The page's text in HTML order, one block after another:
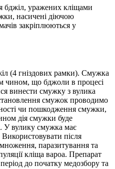
бджіл, уражених кліщами
насичені діючою
закріплюються у
(4 гніздових рамки). Смужка
чином, що бджоли в процесі
винести смужку з вулика
смужок проводимо
чи пошкодження смужки,
дія смужки буде
У вулику смужка має
після
паразитування та
кліща вароа. Препарат
до початку медозбору та